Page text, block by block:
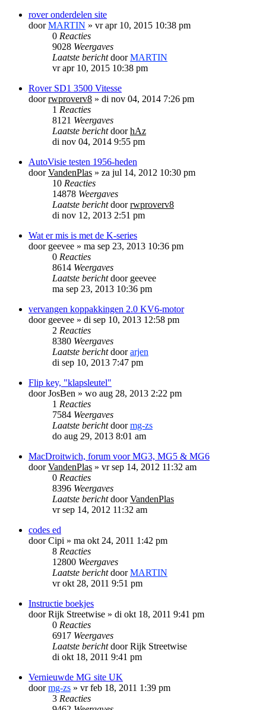
rover onderdelen site
doorMARTIN » vr apr 10, 2015 10:38 pm
0 Reacties
9028 Weergaves
Laatste berichtdoorMARTIN
vr apr 10, 2015 10:38 pm
Rover SD1 3500 Vitesse
doorrwproverv8 » di nov 04, 2014 7:26 pm
1 Reacties
8121 Weergaves
Laatste berichtdoorhAz
di nov 04, 2014 9:55 pm
AutoVisie testen 1956-heden
doorVandenPlas » za jul 14, 2012 10:30 pm
10 Reacties
14878 Weergaves
Laatste berichtdoorrwproverv8
di nov 12, 2013 2:51 pm
Wat er mis is met de K-series
door geevee » ma sep 23, 2013 10:36 pm
0 Reacties
8614 Weergaves
Laatste berichtdoor geevee
ma sep 23, 2013 10:36 pm
vervangen koppakkingen 2.0 KV6-motor
door geevee » di sep 10, 2013 12:58 pm
2 Reacties
8380 Weergaves
Laatste berichtdoorarjen
di sep 10, 2013 7:47 pm
Flip key, "klapsleutel"
doorJosBen » wo aug 28, 2013 2:22 pm
1 Reacties
7584 Weergaves
Laatste berichtdoormg-zs
do aug 29, 2013 8:01 am
MacDroitwich, forum voor MG3, MG5 & MG6
doorVandenPlas » vr sep 14, 2012 11:32 am
0 Reacties
8396 Weergaves
Laatste berichtdoorVandenPlas
vr sep 14, 2012 11:32 am
codes ed
doorCipi » ma okt 24, 2011 1:42 pm
8 Reacties
12800 Weergaves
Laatste berichtdoorMARTIN
vr okt 28, 2011 9:51 pm
Instructie boekjes
doorRijk Streetwise » di okt 18, 2011 9:41 pm
0 Reacties
6917 Weergaves
Laatste berichtdoorRijk Streetwise
di okt 18, 2011 9:41 pm
Vernieuwde MG site UK
doormg-zs » vr feb 18, 2011 1:39 pm
3 Reacties